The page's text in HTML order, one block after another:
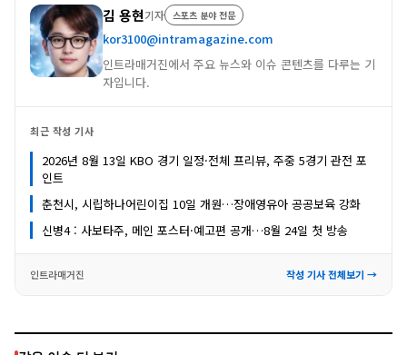
김 용현기자 스포츠 분야 전문
kor3100@intramagazine.com
인트라매거진에서 주요 뉴스와 이슈 콘텐츠를 다루는 기
자입니다.
최근 작성 기사
2026년 8월 13일 KBO 경기 일정·전체 프리뷰, 주중 5경기 관전 포
인트
춘천시, 시립하나어린이집 10일 개원…장애영유아 공공보육 강화
신병4 : 사보타주, 메인 포스터·예고편 공개…8월 24일 첫 방송
인트라매거진 작성 기사 전체보기 →